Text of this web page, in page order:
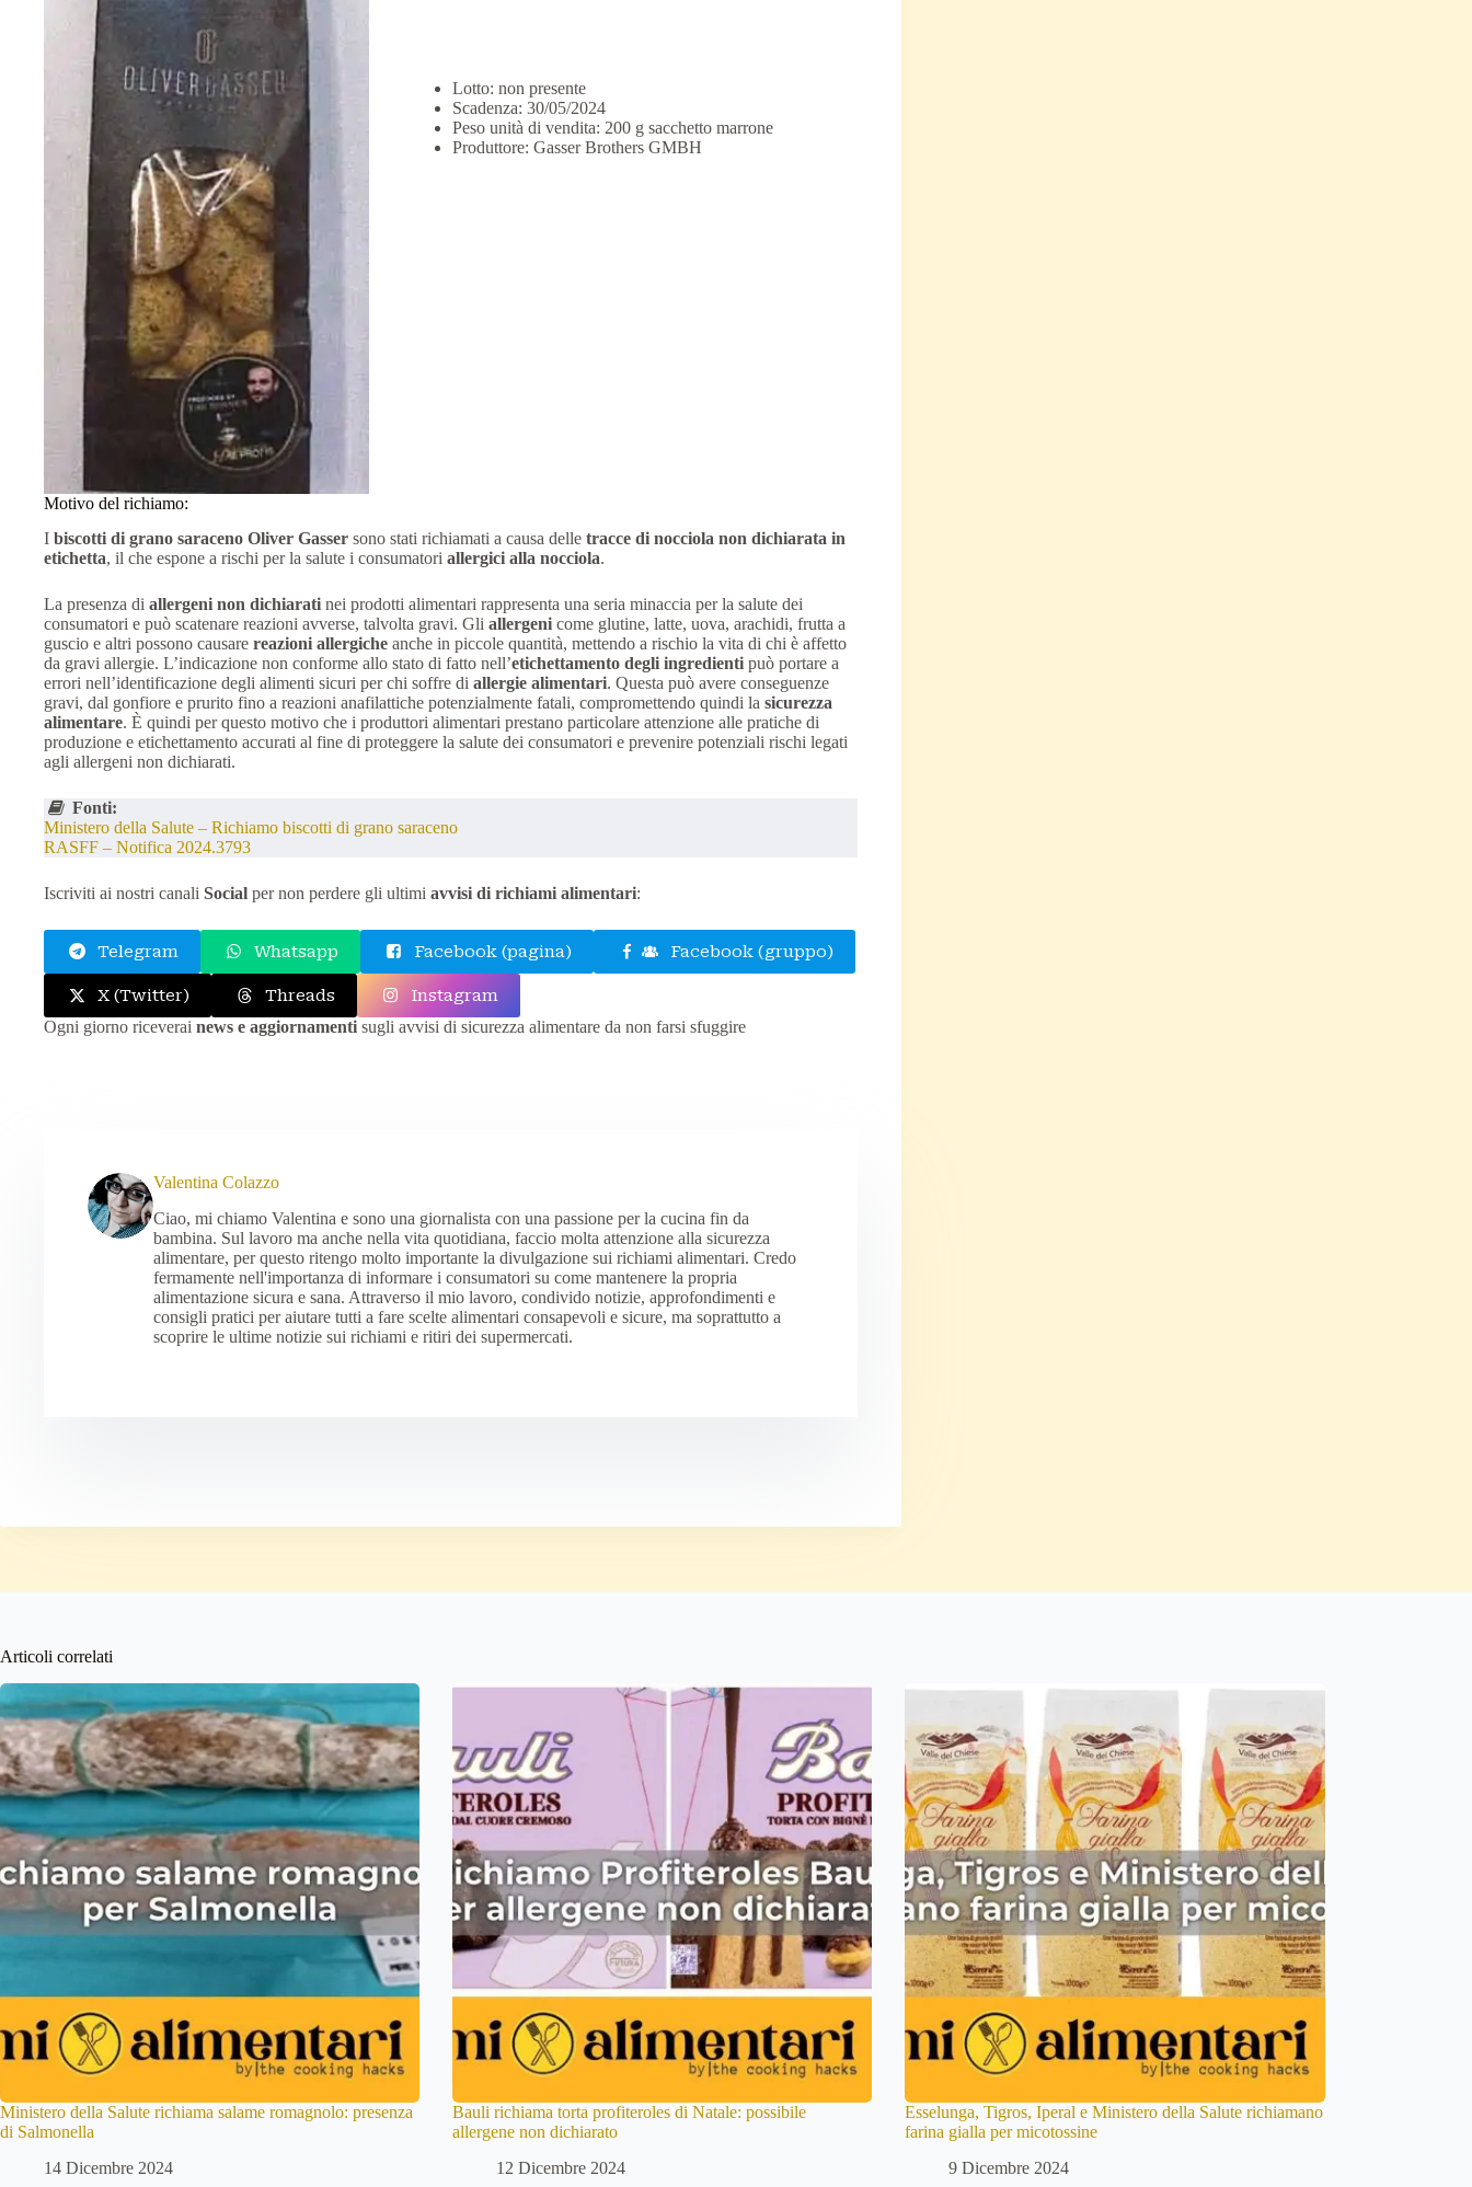
Lotto: non presente
Scadenza: 30/05/2024
Peso unità di vendita: 200 g sacchetto marrone
Produttore: Gasser Brothers GMBH
Motivo del richiamo:
I biscotti di grano saraceno Oliver Gasser sono stati richiamati a causa delle tracce di nocciola non dichiarata in
etichetta, il che espone a rischi per la salute i consumatori allergici alla nocciola.
La presenza di allergeni non dichiarati nei prodotti alimentari rappresenta una seria minaccia per la salute dei
consumatori e può scatenare reazioni avverse, talvolta gravi. Gli allergeni come glutine, latte, uova, arachidi, frutta a
guscio e altri possono causare reazioni allergiche anche in piccole quantità, mettendo a rischio la vita di chi è affetto
da gravi allergie. L’indicazione non conforme allo stato di fatto nell’etichettamento degli ingredienti può portare a
errori nell’identificazione degli alimenti sicuri per chi soffre di allergie alimentari. Questa può avere conseguenze
gravi, dal gonfiore e prurito fino a reazioni anafilattiche potenzialmente fatali, compromettendo quindi la sicurezza
alimentare. È quindi per questo motivo che i produttori alimentari prestano particolare attenzione alle pratiche di
produzione e etichettamento accurati al fine di proteggere la salute dei consumatori e prevenire potenziali rischi legati
agli allergeni non dichiarati.
Fonti:
Ministero della Salute – Richiamo biscotti di grano saraceno
RASFF – Notifica 2024.3793
Iscriviti ai nostri canali Social per non perdere gli ultimi avvisi di richiami alimentari:
Telegram Whatsapp Facebook (pagina) Facebook (gruppo)
X (Twitter) Threads Instagram
Ogni giorno riceverai news e aggiornamenti sugli avvisi di sicurezza alimentare da non farsi sfuggire
Valentina Colazzo
Ciao, mi chiamo Valentina e sono una giornalista con una passione per la cucina fin da
bambina. Sul lavoro ma anche nella vita quotidiana, faccio molta attenzione alla sicurezza
alimentare, per questo ritengo molto importante la divulgazione sui richiami alimentari. Credo
fermamente nell'importanza di informare i consumatori su come mantenere la propria
alimentazione sicura e sana. Attraverso il mio lavoro, condivido notizie, approfondimenti e
consigli pratici per aiutare tutti a fare scelte alimentari consapevoli e sicure, ma soprattutto a
scoprire le ultime notizie sui richiami e ritiri dei supermercati.
Articoli correlati
Ministero della Salute richiama salame romagnolo: presenza
di Salmonella
14 Dicembre 2024
Bauli richiama torta profiteroles di Natale: possibile
allergene non dichiarato
12 Dicembre 2024
Esselunga, Tigros, Iperal e Ministero della Salute richiamano
farina gialla per micotossine
9 Dicembre 2024